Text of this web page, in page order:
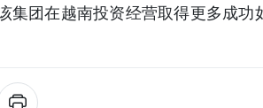
集团在越南投资经营取得更多成功